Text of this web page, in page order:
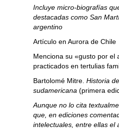
Incluye micro-biografías
destacadas como San
argentino
Artículo en Aurora de Chile
Menciona su «gusto por el
practicados en tertulias
Bartolomé Mitre. Historia
sudamericana (primera
Aunque no lo cita
que, en ediciones
intelectuales, entre ellas el